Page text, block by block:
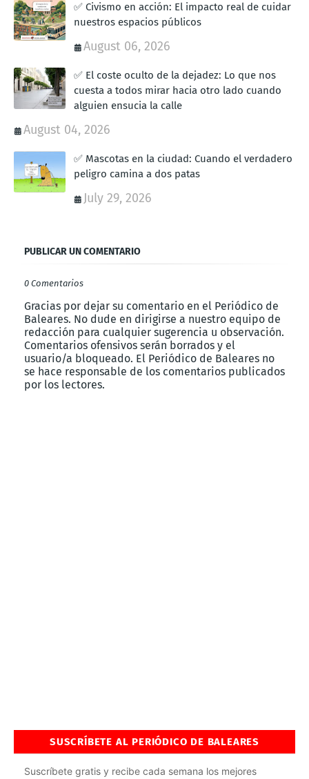
✅ Civismo en acción: El impacto real de cuidar
nuestros espacios públicos
August 06, 2026
✅ El coste oculto de la dejadez: Lo que nos
cuesta a todos mirar hacia otro lado cuando
alguien ensucia la calle
August 04, 2026
✅ Mascotas en la ciudad: Cuando el verdadero
peligro camina a dos patas
July 29, 2026
PUBLICAR UN COMENTARIO
0 Comentarios
Gracias por dejar su comentario en el Periódico de
Baleares. No dude en dirigirse a nuestro equipo de
redacción para cualquier sugerencia u observación.
Comentarios ofensivos serán borrados y el
usuario/a bloqueado. El Periódico de Baleares no
se hace responsable de los comentarios publicados
por los lectores.
SUSCRÍBETE AL PERIÓDICO DE BALEARES
Suscríbete gratis y recibe cada semana los mejores